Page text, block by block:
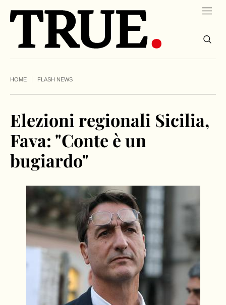
HOME FLASH NEWS
Elezioni regionali Sicilia,
Fava: "Conte è un
bugiardo"